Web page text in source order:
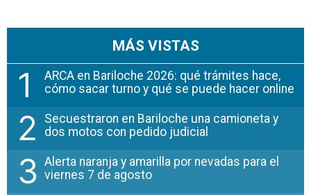
MÁS VISTAS
1
ARCA en Bariloche 2026: qué trámites hace,
cómo sacar turno y qué se puede hacer online
2
Secuestraron en Bariloche una camioneta y
dos motos con pedido judicial
3 Alerta naranja y amarilla por nevadas para el
viernes 7 de agosto